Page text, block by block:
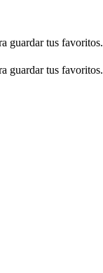
guardar tus favoritos.
guardar tus favoritos.